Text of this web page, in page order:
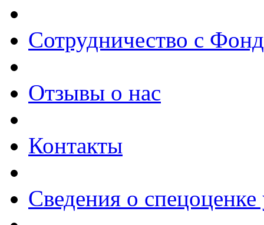
Сотрудничество с
Отзывы о нас
Контакты
Сведения о